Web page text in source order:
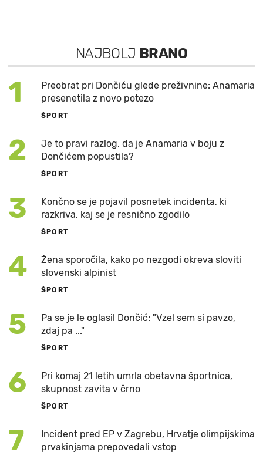
NAJBOLJ BRANO
1
Preobrat pri Dončiću glede preživnine: Anamaria
presenetila z novo potezo
ŠPORT
2
Je to pravi razlog, da je Anamaria v boju z
Dončićem popustila?
ŠPORT
3
Končno se je pojavil posnetek incidenta, ki
razkriva, kaj se je resnično zgodilo
ŠPORT
4
Žena sporočila, kako po nezgodi okreva sloviti
slovenski alpinist
ŠPORT
5
Pa se je le oglasil Dončić: "Vzel sem si pavzo,
zdaj pa ..."
ŠPORT
6
Pri komaj 21 letih umrla obetavna športnica,
skupnost zavita v črno
ŠPORT
7
Incident pred EP v Zagrebu, Hrvatje olimpijskima
prvakinjama prepovedali vstop